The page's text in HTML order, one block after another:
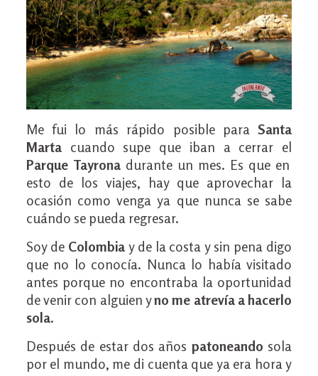
Me fui lo más rápido posible paraSanta
Martacuando supe que iban a cerrar el
Parque Tayronadurante un mes. Es que en
esto de los viajes, hay que aprovechar la
ocasión como venga ya que nunca se sabe
cuándo se pueda regresar.
Soy deColombiay de la costa y sin pena digo
que no lo conocía. Nunca lo había visitado
antes porque no encontraba la oportunidad
de venir con alguien yno me atrevía a hacerlo
sola.
Después de estar dos años patoneando sola
por el mundo, me di cuenta que ya era hora y